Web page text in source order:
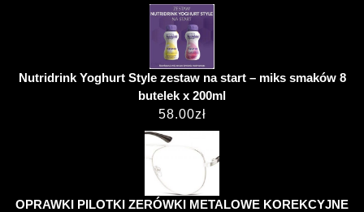
Nutridrink Yoghurt Style zestaw na start – miks smaków 8
butelek x 200ml
58.00zł
OPRAWKI PILOTKI ZERÓWKI METALOWE KOREKCYJNE